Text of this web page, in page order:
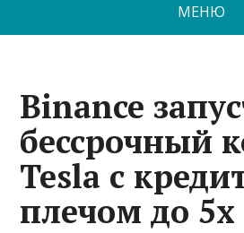
МЕНЮ
Binance
бессрочный
Tesla с
плечом до 5x